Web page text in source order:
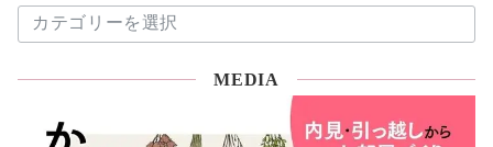
片
MEDIA